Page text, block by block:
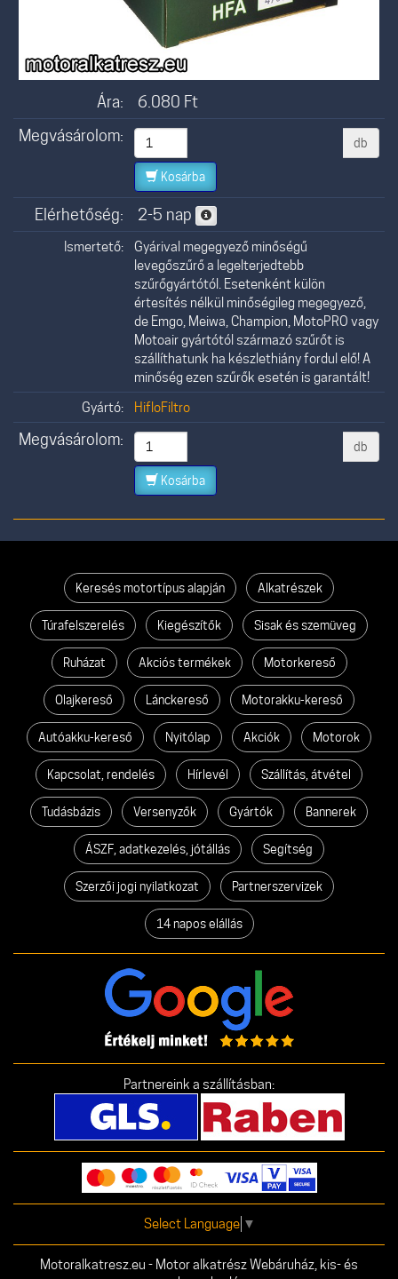
Ára: 6.080 Ft
Megvásárolom:
db
Kosárba
Elérhetőség: 2-5 nap
Ismertető:
Gyárival megegyező minőségű
levegőszűrő a legelterjedtebb
szűrőgyártótól. Esetenként külön
értesítés nélkül minőségileg megegyező,
de Emgo, Meiwa, Champion, MotoPRO vagy
Motoair gyártótól származó szűrőt is
szállíthatunk ha készlethiány fordul elő! A
minőség ezen szűrők esetén is garantált!
Gyártó:
HifloFiltro
Megvásárolom: db
Kosárba
Keresés motortípus alapján Alkatrészek
Túrafelszerelés Kiegészítők Sisak és szemüveg
Ruházat Akciós termékek Motorkereső
Olajkereső Lánckereső Motorakku-kereső
Autóakku-kereső Nyitólap Akciók Motorok
Kapcsolat, rendelés Hírlevél Szállítás, átvétel
Tudásbázis Versenyzők Gyártók Bannerek
ÁSZF, adatkezelés, jótállás Segítség
Szerzői jogi nyilatkozat Partnerszervizek
14 napos elállás
Partnereink a szállításban:
Select Language ▼
Motoralkatresz.eu - Motor alkatrész Webáruház, kis- és